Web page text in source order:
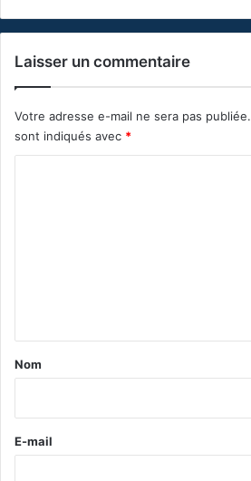
Laisser un commentaire
Votre adresse e-mail ne sera pas publiée.
sont indiqués avec *
a
e
Nom
E-mail